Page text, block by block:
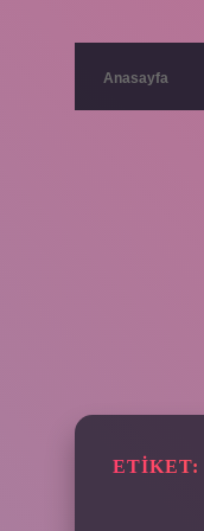
Anasayfa
ETIKET: